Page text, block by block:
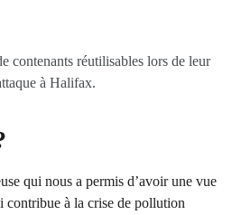
contenants réutilisables lors de leur
à Halifax.
qui nous a permis d’avoir une vue
contribue à la crise de pollution